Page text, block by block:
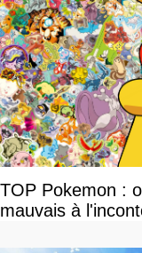
TOP Pokemon :
mauvais à